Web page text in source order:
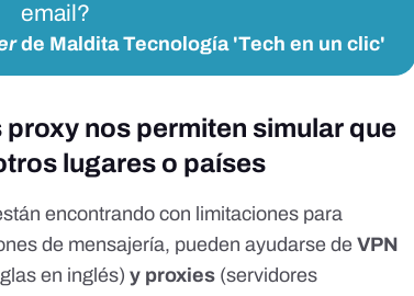
email?
de Maldita Tecnología 'Tech en un clic'
nos permiten simular que
lugares o países
encontrando con limitaciones para
de mensajería, pueden ayudarse deVPN
en inglés) y proxies (servidores